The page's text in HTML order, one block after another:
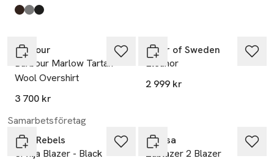
Produkten finns i färgerna:
Mole',
Grey/White Pinstripe
Black,
Barbour
Barbour Marlow Tartan
Wool Overshirt
3 700 kr
Tiger of Sweden
Eleanor
2 999 kr
Samarbetsföretag
Soft Rebels
Srvilja Blazer - Black
Fransa
Zablazer 2 Blazer